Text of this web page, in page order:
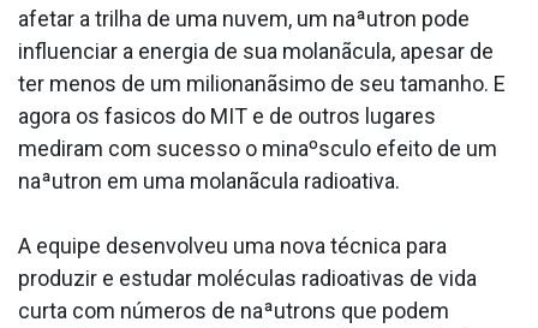
afetar a trilha de uma nuvem, um naªutron pode
influenciar a energia de sua molanãcula, apesar de
ter menos de um milionanãsimo de seu tamanho. E
agora os fa­sicos do MIT e de outros lugares
mediram com sucesso o minaºsculo efeito de um
naªutron em uma molanãcula radioativa.
A equipe desenvolveu uma nova técnica para
produzir e estudar moléculas radioativas de vida
curta com números de naªutrons que podem